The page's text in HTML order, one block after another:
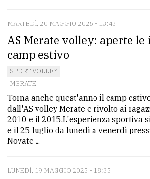
MARTEDÌ, 20 MAGGIO 2025 - 13:43
AS Merate volley: aperte le
camp estivo
SPORT VOLLEY
MERATE
Torna anche quest'anno il camp
dall'AS volley Merate e rivolto ai
2010 e il 2015.L'esperienza sportiva
e il 25 luglio da lunedì a venerdì
Novate ...
LUNEDÌ, 19 MAGGIO 2025 - 18:35